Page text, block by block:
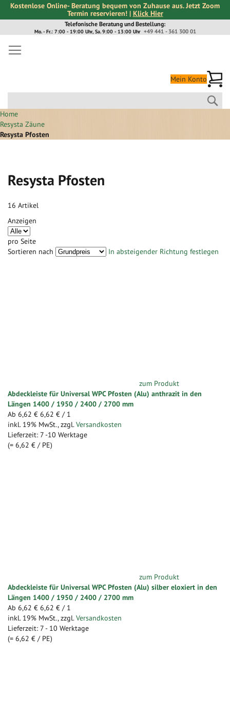
Kostenlose Online- Beratung bequem von Zuhause aus. Jetzt Zoom
Termin reservieren! | Klick Hier
zum
Inhalt
Telefonische Beratung und Bestellung:
+49 441 - 361 300 01
Mo. - Fr.: 7:00 - 19:00 Uhr, Sa. 9:00 - 13:00 Uhr
Mein Konto
Home
Resysta Zäune
Resysta Pfosten
Resysta Pfosten
16 Artikel
Anzeigen
pro Seite
Sortieren nach
In absteigender Richtung festlegen
zum Produkt
Abdeckleiste für Universal WPC Pfosten (Alu) anthrazit in den
Längen 1400 / 1950 / 2400 / 2700 mm
Ab 6,62 € 6,62 € / 1
inkl. 19% MwSt., zzgl. Versandkosten
Lieferzeit: 7 -10 Werktage
(= 6,62 € / PE)
zum Produkt
Abdeckleiste für Universal WPC Pfosten (Alu) silber eloxiert in den
Längen 1400 / 1950 / 2400 / 2700 mm
Ab 6,62 € 6,62 € / 1
inkl. 19% MwSt., zzgl. Versandkosten
Lieferzeit: 7 - 10 Werktage
(= 6,62 € / PE)